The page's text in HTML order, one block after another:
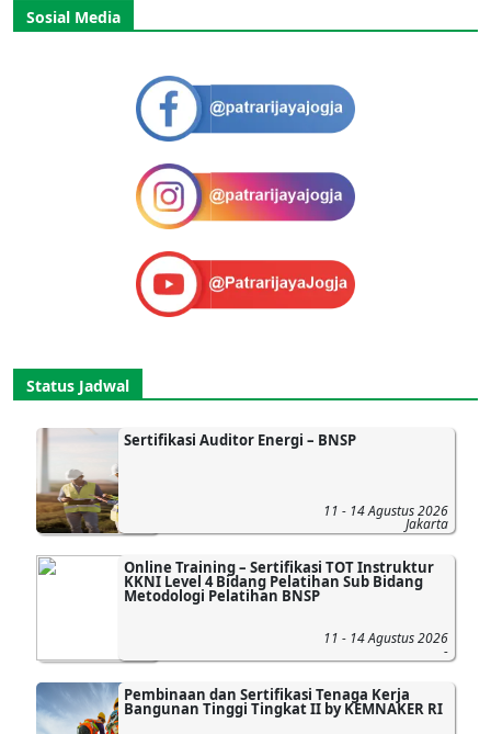
Sosial Media
Status Jadwal
Sertifikasi Auditor Energi – BNSP
11 - 14 Agustus 2026
Jakarta
Online Training – Sertifikasi TOT Instruktur
KKNI Level 4 Bidang Pelatihan Sub Bidang
Metodologi Pelatihan BNSP
11 - 14 Agustus 2026
-
Pembinaan dan Sertifikasi Tenaga Kerja
Bangunan Tinggi Tingkat II by KEMNAKER RI